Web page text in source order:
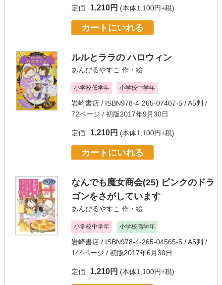
定価 1,210円 (本体1,100円+税)
カートにいれる
ルルとララの ハロウィン
あんびるやすこ 作・絵
小学校低学年 小学校中学年
岩崎書店 / ISBN978-4-265-07407-5 / A5判 /
72ページ / 初版2017年9月30日
定価 1,210円 (本体1,100円+税)
カートにいれる
なんでも魔女商会(25) ピンクのドラ
ゴンをさがしています
あんびるやすこ 作・絵
小学校中学年 小学校高学年
岩崎書店 / ISBN978-4-265-04565-5 / A5判 /
144ページ / 初版2017年6月30日
定価 1,210円 (本体1,100円+税)